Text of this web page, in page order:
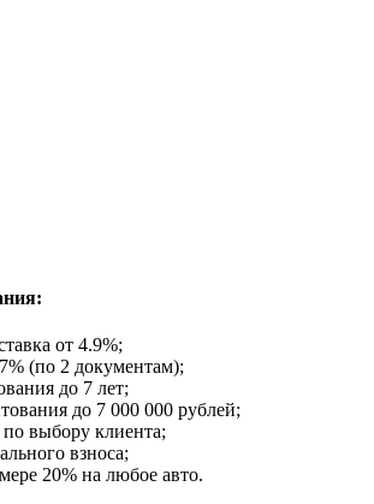
от 4.9%;
(по 2 документам);
до 7 лет;
до 7 000 000 рублей;
выбору клиента;
взноса;
20% на любое авто.